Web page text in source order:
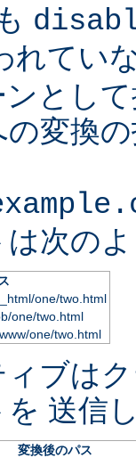
も
れてい
とし
変換
次の
one/two.html
one/two.html
one/two.html
ブは
送信
変換後のパス